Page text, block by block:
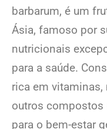
barbarum, é um
Ásia, famoso por
nutricionais
para a saúde.
rica em
outros compostos
para o bem-estar